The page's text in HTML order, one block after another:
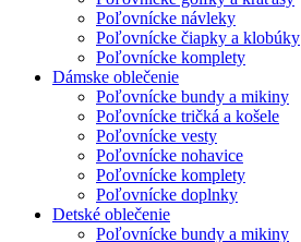
Poľovnícke návleky
Poľovnícke čiapky a klobúky
Poľovnícke komplety
Dámske oblečenie
Poľovnícke bundy a mikiny
Poľovnícke tričká a košele
Poľovnícke vesty
Poľovnícke nohavice
Poľovnícke komplety
Poľovnícke doplnky
Detské oblečenie
Poľovnícke bundy a mikiny